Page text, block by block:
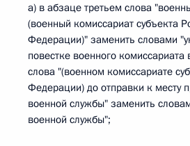
а) в абзаце третьем слова
(военный комиссариат субъекта
Федерации)" заменить словами
повестке военного
слова "(военном комиссариате
Федерации) до отправки к месту
военной службы" заменить
военной службы";